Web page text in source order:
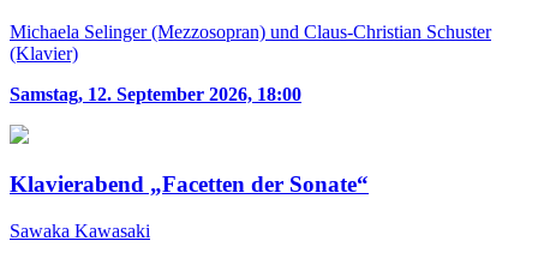
Michaela Selinger (Mezzosopran) und Claus-Christian Schuster
(Klavier)
Samstag, 12. September 2026, 18:00
Klavierabend „Facetten der Sonate“
Sawaka Kawasaki